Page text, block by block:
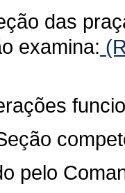
das
examina:
pelo